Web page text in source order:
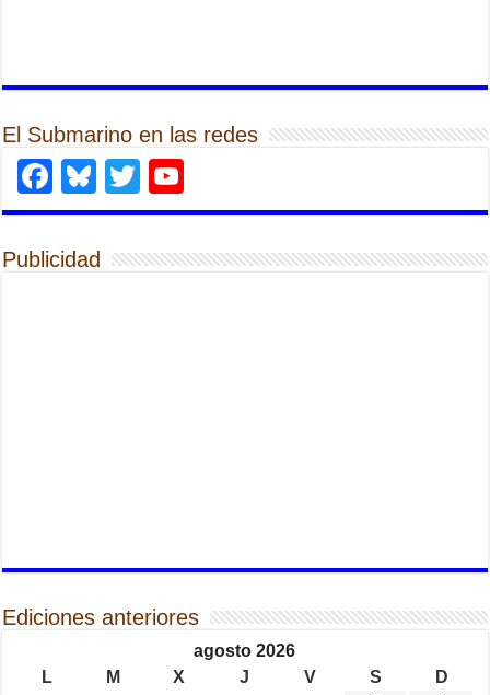
El Submarino en las redes
Facebook
Bluesky
Twitter
Publicidad
Ediciones anteriores
agosto 2026
L
M X J V S
D